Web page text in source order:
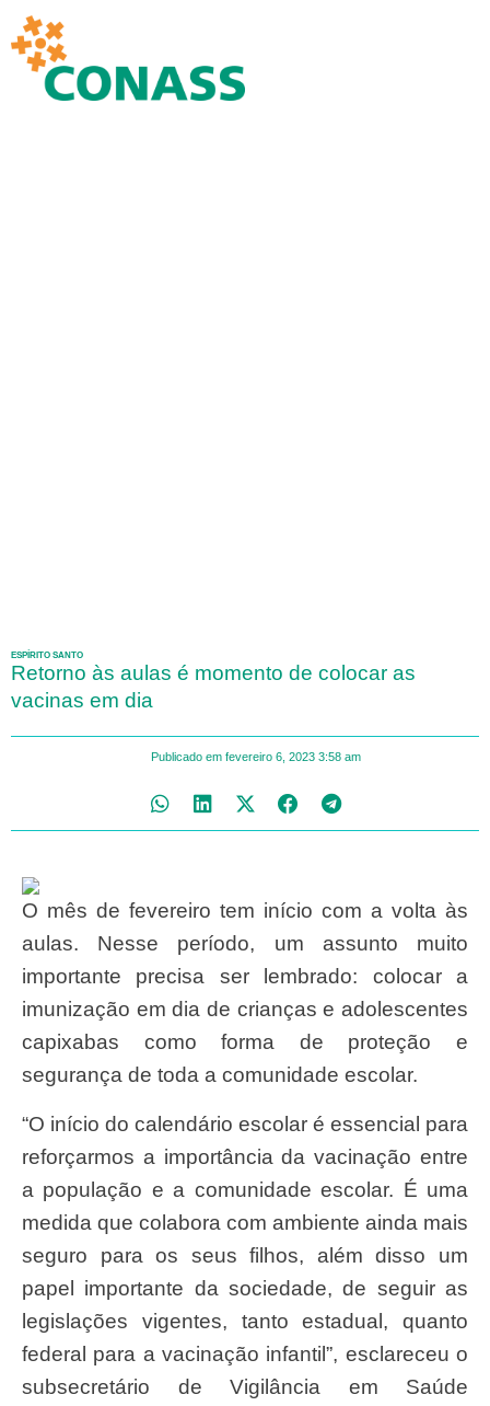
ESPÍRITO SANTO
Retorno às aulas é momento de colocar as
vacinas em dia
Publicado em fevereiro 6, 2023 3:58 am
O mês de fevereiro tem início com a volta às
aulas. Nesse período, um assunto muito
importante precisa ser lembrado: colocar a
imunização em dia de crianças e adolescentes
capixabas como forma de proteção e
segurança de toda a comunidade escolar.
“O início do calendário escolar é essencial para
reforçarmos a importância da vacinação entre
a população e a comunidade escolar. É uma
medida que colabora com ambiente ainda mais
seguro para os seus filhos, além disso um
papel importante da sociedade, de seguir as
legislações vigentes, tanto estadual, quanto
federal para a vacinação infantil”, esclareceu o
subsecretário de Vigilância em Saúde